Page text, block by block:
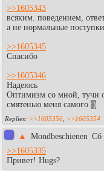
>>1605343
всяким. поведением,
а не нормальные поступки
>>1605345
Спасибо
>>1605346
Надеюсь
Оптимизм со мной, тучи
смятенью меня самого :)
>>1605350 >>1605354
▲ Mondbeschienen Сб
>>1605335
Привет! Hugs?